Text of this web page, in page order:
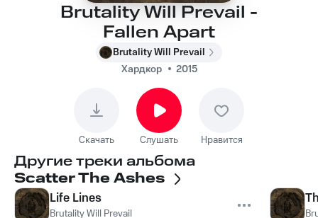
Brutality Will Prevail -
Fallen Apart
Brutality Will Prevail
Хардкор
2015
Скачать Слушать Нравится
Другие треки альбома
Scatter The Ashes
Life Lines
Brutality Will Prevail